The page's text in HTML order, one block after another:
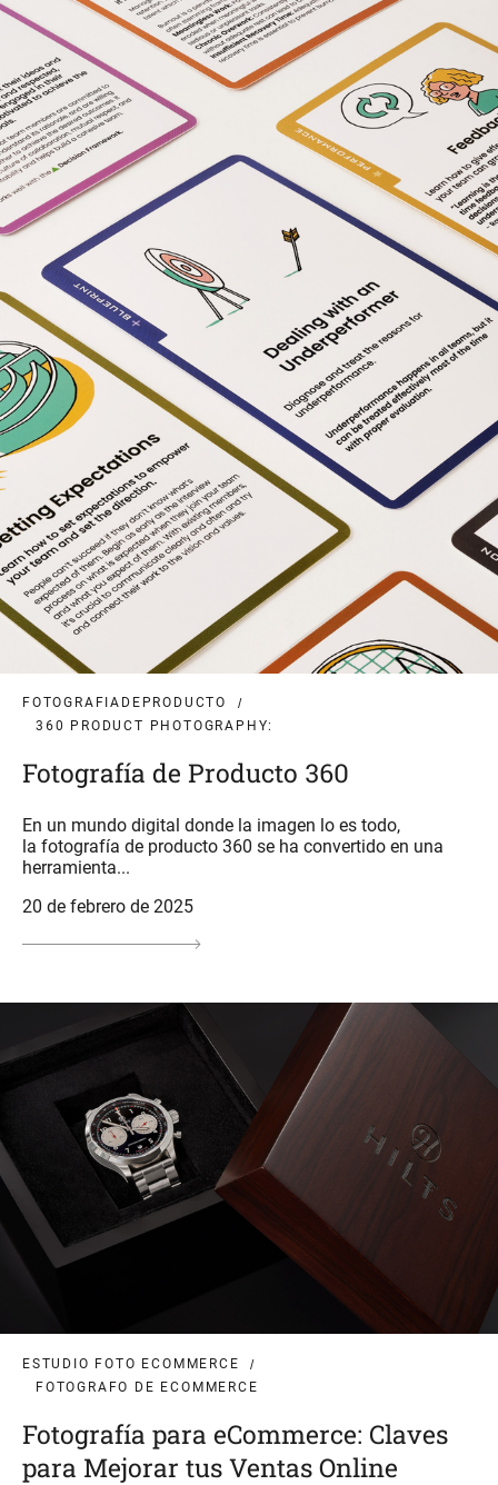
FOTOGRAFIADEPRODUCTO
360 PRODUCT PHOTOGRAPHY:
Fotografía de Producto 360
En un mundo digital donde la imagen lo es todo,
la fotografía de producto 360 se ha convertido en una
herramienta...
20 de febrero de 2025
ESTUDIO FOTO ECOMMERCE
FOTOGRAFO DE ECOMMERCE
Fotografía para eCommerce: Claves
para Mejorar tus Ventas Online